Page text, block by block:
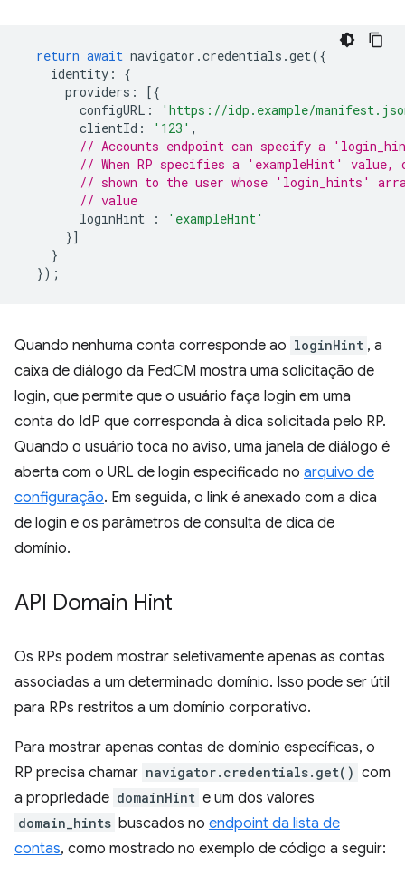
return await navigator .credentials .get({
identity :
{
providers :
[{
configURL :
'https://idp.example/
clientId : '123' ,
// Accounts endpoint can specify a
// When RP specifies a 'exampleHint' value,
// shown to the user whose 'login_hints'
// value
loginHint
:
'exampleHint'
}]
}
});
Quando nenhuma conta corresponde ao loginHint , a
caixa de diálogo da FedCM mostra uma solicitação de
login, que permite que o usuário faça login em uma
conta do IdP que corresponda à dica solicitada pelo RP.
Quando o usuário toca no aviso, uma janela de diálogo é
aberta com o URL de login especificado no arquivo de
configuração. Em seguida, o link é anexado com a dica
de login e os parâmetros de consulta de dica de
domínio.
API Domain Hint
Os RPs podem mostrar seletivamente apenas as contas
associadas a um determinado domínio. Isso pode ser útil
para RPs restritos a um domínio corporativo.
Para mostrar apenas contas de domínio específicas, o
RP precisa chamar navigator.credentials.get() com
a propriedade domainHint e um dos valores
domain_hints buscados no endpoint da lista de
contas, como mostrado no exemplo de código a seguir: